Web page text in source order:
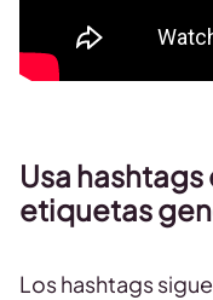
Usa
etiquetas
Los hashtags